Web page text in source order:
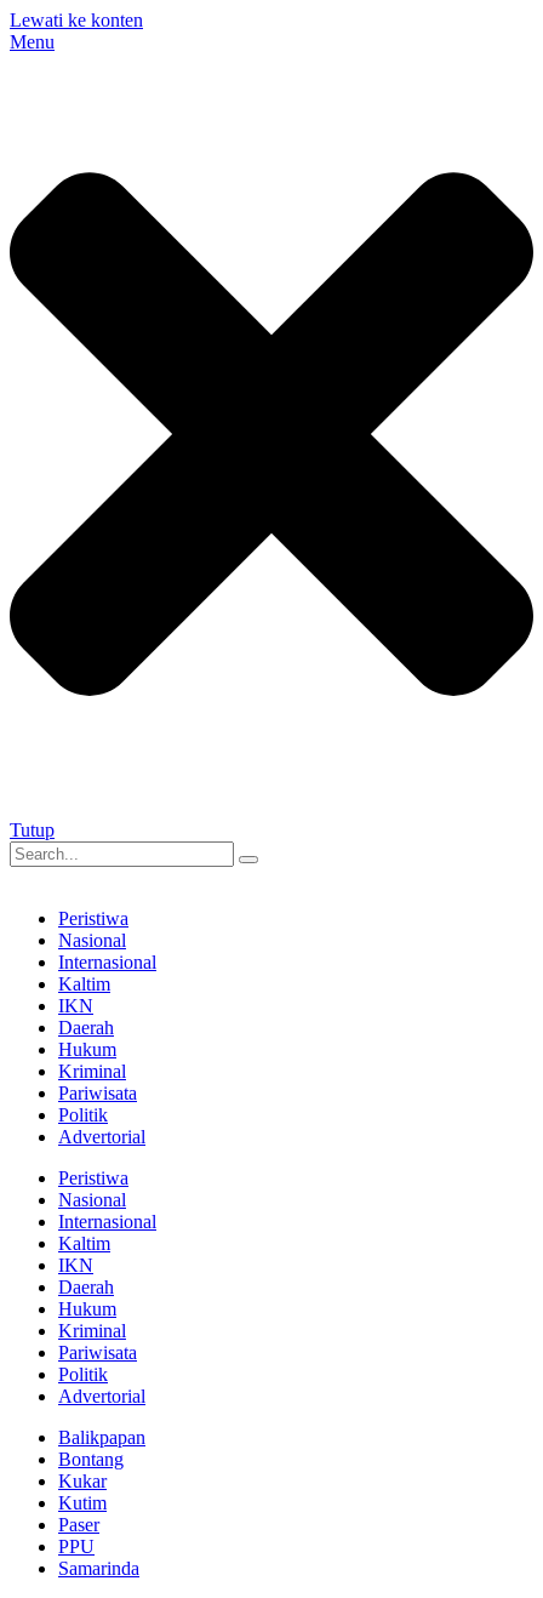
Lewati ke konten
Menu
Tutup
Peristiwa
Nasional
Internasional
Kaltim
IKN
Daerah
Hukum
Kriminal
Pariwisata
Politik
Advertorial
Peristiwa
Nasional
Internasional
Kaltim
IKN
Daerah
Hukum
Kriminal
Pariwisata
Politik
Advertorial
Balikpapan
Bontang
Kukar
Kutim
Paser
PPU
Samarinda